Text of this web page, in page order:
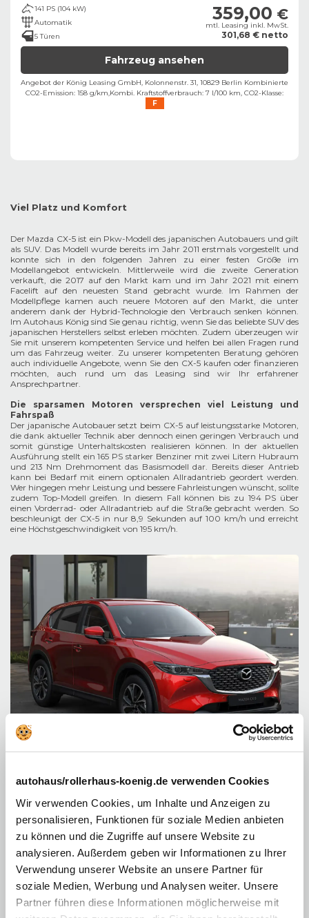
autohaus/rollerhaus-koenig.de verwenden Cookies
Wir verwenden Cookies, um Inhalte und Anzeigen zu
personalisieren, Funktionen für soziale Medien anbieten
zu können und die Zugriffe auf unsere Website zu
analysieren. Außerdem geben wir Informationen zu Ihrer
Verwendung unserer Website an unsere Partner für
soziale Medien, Werbung und Analysen weiter. Unsere
Partner führen diese Informationen möglicherweise mit
141 PS (104 kW)
Automatik
5 Türen
359,00 €
mtl. Leasing inkl. MwSt.
301,68 € netto
Fahrzeug ansehen
Angebot der König Leasing GmbH, Kolonnenstr. 31, 10829 Berlin ​ Kombinierte
CO2-Emission: 158 g/km,Kombi. Kraftstoffverbrauch: 7 l/100 km, CO2-Klasse:
F
Viel Platz und Komfort
Der Mazda CX-5 ist ein Pkw-Modell des japanischen Autobauers und gilt
als SUV. Das Modell wurde bereits im Jahr 2011 erstmals vorgestellt und
konnte sich in den folgenden Jahren zu einer festen Größe im
Modellangebot entwickeln. Mittlerweile wird die zweite Generation
verkauft, die 2017 auf den Markt kam und im Jahr 2021 mit einem
Facelift auf den neuesten Stand gebracht wurde. Im Rahmen der
Modellpflege kamen auch neuere Motoren auf den Markt, die unter
anderem dank der Hybrid-Technologie den Verbrauch senken können.
Im Autohaus König sind Sie genau richtig, wenn Sie das beliebte SUV des
japanischen Herstellers selbst erleben möchten. Zudem überzeugen wir
Sie mit unserem kompetenten Service und helfen bei allen Fragen rund
um das Fahrzeug weiter. Zu unserer kompetenten Beratung gehören
auch individuelle Angebote, wenn Sie den CX-5 kaufen oder finanzieren
möchten, auch rund um das Leasing sind wir Ihr erfahrener
Ansprechpartner.
Die sparsamen Motoren versprechen viel Leistung und
Fahrspaß
Der japanische Autobauer setzt beim CX-5 auf leistungsstarke Motoren,
die dank aktueller Technik aber dennoch einen geringen Verbrauch und
somit günstige Unterhaltskosten realisieren können. In der aktuellen
Ausführung stellt ein 165 PS starker Benziner mit zwei Litern Hubraum
und 213 Nm Drehmoment das Basismodell dar. Bereits dieser Antrieb
kann bei Bedarf mit einem optionalen Allradantrieb geordert werden.
Wer hingegen mehr Leistung und bessere Fahrleistungen wünscht, sollte
zudem Top-Modell greifen. In diesem Fall können bis zu 194 PS über
einen Vorderrad- oder Allradantrieb auf die Straße gebracht werden. So
beschleunigt der CX-5 in nur 8,9 Sekunden auf 100 km/h und erreicht
eine Höchstgeschwindigkeit von 195 km/h.
Der aktuelle CX-5 bietet viel Platz und Komfort für die
Familie
Zwar eignet sich das SUV des japanischen Herstellers mit einem
Allradantrieb und bis zu 2100 Kilogramm Anhängelast auch für
schwerere Aufgaben, in erster Linie handelt es sich allerdings um ein
Familienfahrzeug mit einem sehr hohen Fahrkomfort. Bis zu fünf
Personen reisen bequem auf etwa 4,6 Metern Länge, die Breite beträgt
etwa 1,85 Meter. Die bequemen Sitze sind auch für lange Strecken gut
geeignet und stellen ausreichend Seitenhalt zur Verfügung. Verlassen Sie
sich im SUV ebenfalls auf einen großen Kofferraum, der 522 Liter
Ladevolumen zur Verfügung stellen kann. Wenn Sie die Sitze in der
zweiten Reihe umlegen, entsteht eine ebene Ladefläche und das